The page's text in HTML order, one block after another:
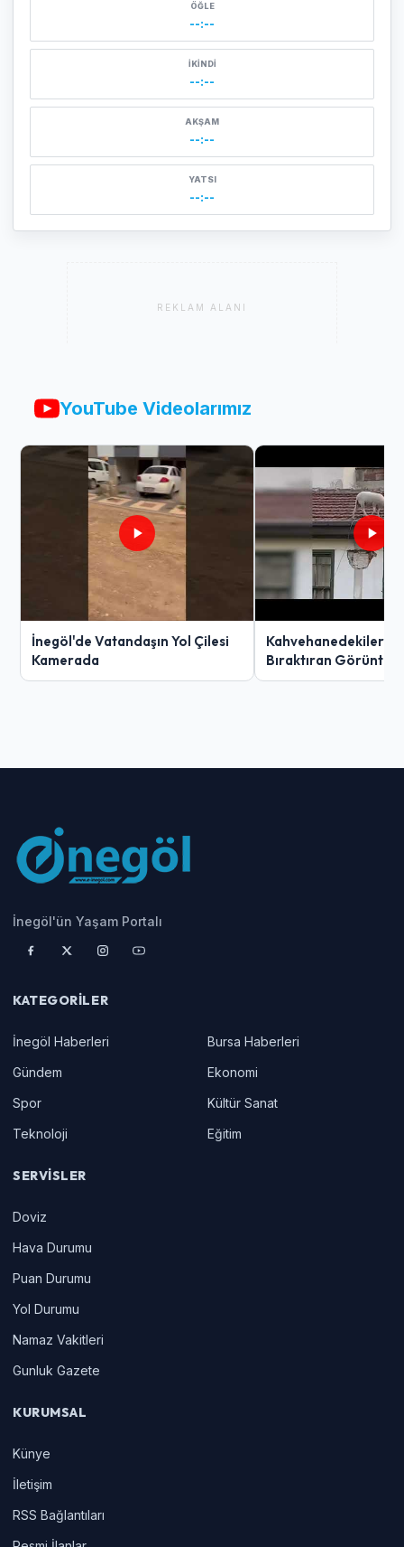
ÖĞLE
--:--
İKINDI
--:--
AKŞAM
--:--
YATSI
--:--
REKLAM ALANI
YouTube Videolarımız
İnegöl'de Vatandaşın Yol Çilesi
Kamerada
Kahvehanedekiler
Bıraktıran Görüntü!
İnegöl'ün Yaşam Portalı
KATEGORILER
İnegöl Haberleri
Bursa Haberleri
Gündem
Ekonomi
Spor
Kültür Sanat
Teknoloji
Eğitim
SERVISLER
Doviz
Hava Durumu
Puan Durumu
Yol Durumu
Namaz Vakitleri
Gunluk Gazete
KURUMSAL
Künye
İletişim
RSS Bağlantıları